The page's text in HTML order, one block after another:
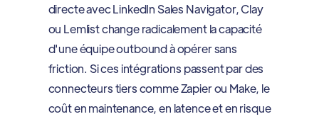
directe avec LinkedIn Sales Navigator, Clay
ou Lemlist change radicalement la capacité
d'une équipe outbound à opérer sans
friction. Si ces intégrations passent par des
connecteurs tiers comme Zapier ou Make, le
coût en maintenance, en latence et en risque